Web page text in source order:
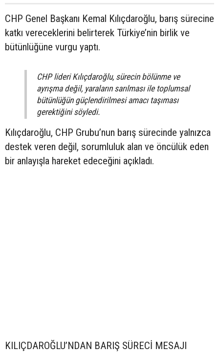
CHP Genel Başkanı Kemal Kılıçdaroğlu, barış sürecine
katkı vereceklerini belirterek Türkiye’nin birlik ve
bütünlüğüne vurgu yaptı.
CHP lideri Kılıçdaroğlu, sürecin bölünme ve
ayrışma değil, yaraların sarılması ile toplumsal
bütünlüğün güçlendirilmesi amacı taşıması
gerektiğini söyledi.
Kılıçdaroğlu, CHP Grubu’nun barış sürecinde yalnızca
destek veren değil, sorumluluk alan ve öncülük eden
bir anlayışla hareket edeceğini açıkladı.
KILIÇDAROĞLU’NDAN BARIŞ SÜRECİ MESAJI